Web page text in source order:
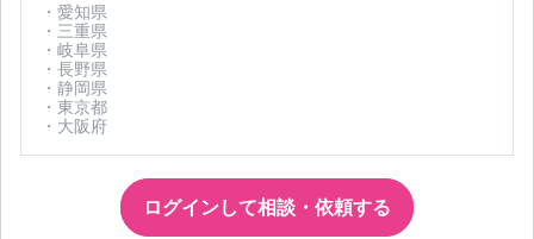
・愛知県
・三重県
・岐阜県
・長野県
・静岡県
・東京都
・大阪府
ログインして相談・依頼する